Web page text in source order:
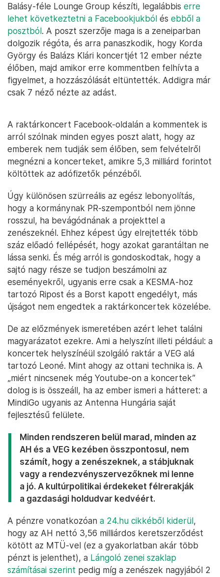
Balásy-féle Lounge Group készíti, legalábbis erre
lehet következtetni a Facebookjukból és ebből a
posztból. A poszt szerzője maga is a zeneiparban
dolgozik régóta, és arra panaszkodik, hogy Korda
György és Balázs Klári koncertjét 12 ember nézte
élőben, majd amikor erre kommentben felhívta a
figyelmet, a hozzászólását eltüntették. Addigra már
csak 7 néző nézte az adást.
A raktárkoncert Facebook-oldalán a kommentek is
arról szólnak minden egyes poszt alatt, hogy az
emberek nem tudják sem élőben, sem felvételről
megnézni a koncerteket, amikre 5,3 milliárd forintot
költöttek az adófizetők pénzéből.
Úgy különösen szürreális az egész lebonyolítás,
hogy a kormánynak PR-szempontból nem jönne
rosszul, ha bevágódnának a projekttel a
zenészeknél. Ehhez képest úgy elrejtették több
száz előadó fellépését, hogy azokat garantáltan ne
lássa senki. És még arról is gondoskodtak, hogy a
sajtó nagy része se tudjon beszámolni az
eseményekről, ugyanis erre csak a KESMA-hoz
tartozó Ripost és a Borst kapott engedélyt, más
újságot nem engedtek a raktárkoncertek közelébe.
De az előzmények ismeretében azért lehet találni
magyarázatot ezekre. Ami a helyszínt illeti például: a
koncertek helyszínéül szolgáló raktár a VEG alá
tartozó Leoné. Mint ahogy az ottani technika is. A
„miért nincsenek még Youtube-on a koncertek”
dolog is is összeáll, ha az ember ismeri a hátteret: a
MindiGo ugyanis az Antenna Hungária saját
fejlesztésű felülete.
Minden rendszeren belül marad, minden az
AH és a VEG kezében összpontosul, nem
számít, hogy a zenészeknek, a stábjuknak
vagy a rendezvényszervezőknek mi lenne
a jó. A kultúrpolitikai érdekeket félrerakják
a gazdasági holdudvar kedvéért.
A pénzre vonatkozóan a 24.hu cikkéből kiderül,
hogy az AH nettó 3,56 milliárdos keretszerződést
kötött az MTÜ-vel (ez a gyakorlatban akár több
pénzt is jelenthet), a Lángoló zenei szaklap
számításai szerint pedig míg a zenészek nagyjából 2